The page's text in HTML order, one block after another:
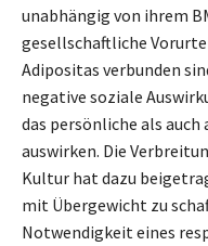
unabhängig von ihrem
gesellschaftliche
Adipositas verbunden
negative soziale
das persönliche als
auswirken. Die
Kultur hat dazu
mit Übergewicht zu
Notwendigkeit eines